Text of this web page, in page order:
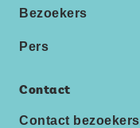
Bezoekers
Pers
Contact
Contact bezoekers